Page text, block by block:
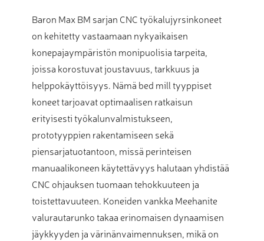
Baron Max BM sarjan CNC työkalujyrsinkoneet
on kehitetty vastaamaan nykyaikaisen
konepajaympäristön monipuolisia tarpeita,
joissa korostuvat joustavuus, tarkkuus ja
helppokäyttöisyys. Nämä bed mill tyyppiset
koneet tarjoavat optimaalisen ratkaisun
erityisesti työkalunvalmistukseen,
prototyyppien rakentamiseen sekä
piensarjatuotantoon, missä perinteisen
manuaalikoneen käytettävyys halutaan yhdistää
CNC ohjauksen tuomaan tehokkuuteen ja
toistettavuuteen. Koneiden vankka Meehanite
valurautarunko takaa erinomaisen dynaamisen
jäykkyyden ja värinänvaimennuksen, mikä on